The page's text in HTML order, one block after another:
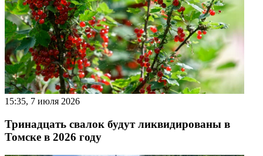
15:35, 7 июля 2026
Тринадцать свалок будут ликвидированы в
Томске в 2026 году